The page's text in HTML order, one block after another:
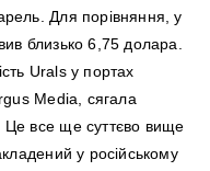
Для порівняння, у
близько 6,75 долара.
Urals у портах
Media, сягала
Це все ще суттєво вище
у російському